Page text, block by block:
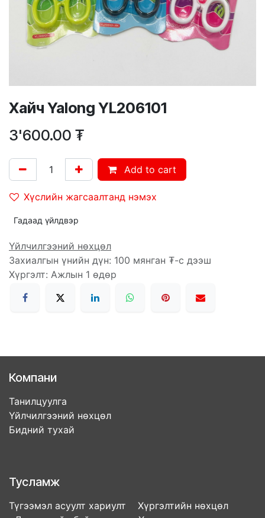
Хайч Yalong YL206101
3'600.00 ₮
Add to cart
Хүслийн жагсаалтанд нэмэх
Гадаад үйлдвэр
Үйлчилгээний нөхцөл
Захиалгын үнийн дүн: 100 мянган ₮-с дээш
Хүргэлт: Ажлын 1 өдөр
Компани
Танилцуулга
Үйлчилгээний нөхцөл
Бидний тухай
Тусламж
Түгээмэл асуулт хариулт Хүргэлтийн нөхцөл